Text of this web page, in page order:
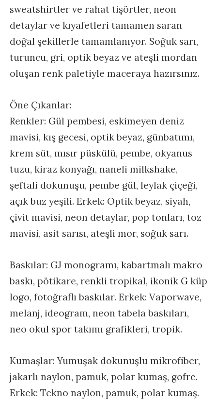
sweatshirtler ve rahat tişörtler, neon
detaylar ve kıyafetleri tamamen saran
doğal şekillerle tamamlanıyor. Soğuk sarı,
turuncu, gri, optik beyaz ve ateşli mordan
oluşan renk paletiyle maceraya hazırsınız.
Öne Çıkanlar:
Renkler: Gül pembesi, eskimeyen deniz
mavisi, kış gecesi, optik beyaz, günbatımı,
krem süt, mısır püskülü, pembe, okyanus
tuzu, kiraz konyağı, naneli milkshake,
şeftali dokunuşu, pembe gül, leylak çiçeği,
açık buz yeşili. Erkek: Optik beyaz, siyah,
çivit mavisi, neon detaylar, pop tonları, toz
mavisi, asit sarısı, ateşli mor, soğuk sarı.
Baskılar: GJ monogramı, kabartmalı makro
baskı, pötikare, renkli tropikal, ikonik G küp
logo, fotoğraflı baskılar. Erkek: Vaporwave,
melanj, ideogram, neon tabela baskıları,
neo okul spor takımı grafikleri, tropik.
Kumaşlar: Yumuşak dokunuşlu mikrofiber,
jakarlı naylon, pamuk, polar kumaş, gofre.
Erkek: Tekno naylon, pamuk, polar kumaş.